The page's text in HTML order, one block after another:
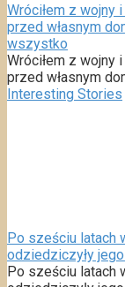
Wróciłem z wojny
przed własnym
wszystko
Wróciłem z wojny
przed własnym
Interesting Stories
Po sześciu latach
odziedziczyły
Po sześciu latach